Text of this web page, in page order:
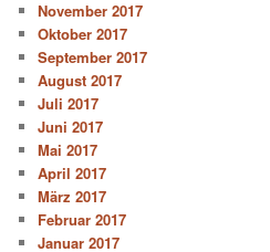
November 2017
Oktober 2017
September 2017
August 2017
Juli 2017
Juni 2017
Mai 2017
April 2017
März 2017
Februar 2017
Januar 2017